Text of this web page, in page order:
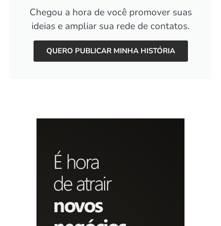
Chegou a hora de você promover suas
ideias e ampliar sua rede de contatos.
QUERO PUBLICAR MINHA HISTÓRIA